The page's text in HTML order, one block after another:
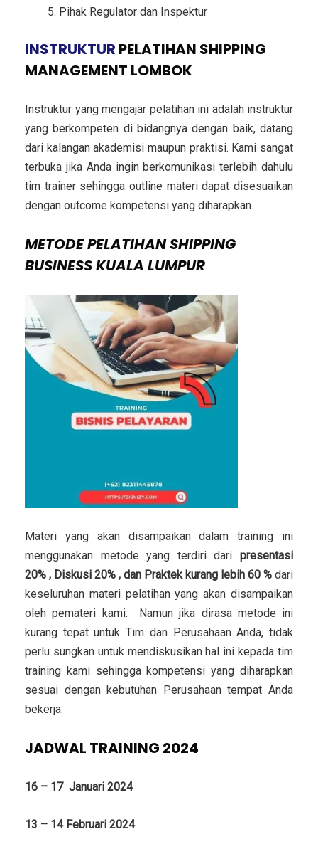
Pihak Regulator dan Inspektur
INSTRUKTUR PELATIHAN SHIPPING
MANAGEMENT LOMBOK
Instruktur yang mengajar pelatihan ini adalah instruktur
yang berkompeten di bidangnya dengan baik, datang
dari kalangan akademisi maupun praktisi. Kami sangat
terbuka jika Anda ingin berkomunikasi terlebih dahulu
tim trainer sehingga outline materi dapat disesuaikan
dengan outcome kompetensi yang diharapkan.
METODEPELATIHAN SHIPPING
BUSINESS KUALA LUMPUR
Materi yang akan disampaikan dalam training ini
menggunakan metode yang terdiri dari presentasi
20% , Diskusi 20% , dan Praktek kurang lebih 60 % dari
keseluruhan materi pelatihan yang akan disampaikan
oleh pemateri kami. Namun jika dirasa metode ini
kurang tepat untuk Tim dan Perusahaan Anda, tidak
perlu sungkan untuk mendiskusikan hal ini kepada tim
training kami sehingga kompetensi yang diharapkan
sesuai dengan kebutuhan Perusahaan tempat Anda
bekerja.
JADWAL TRAINING 2024
16 – 17 Januari 2024
13 – 14 Februari 2024